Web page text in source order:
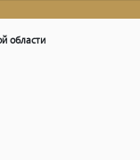
области